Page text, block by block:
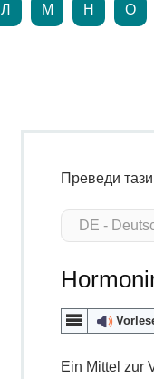
Л М Н О
Преведи
Ein Mittel zur